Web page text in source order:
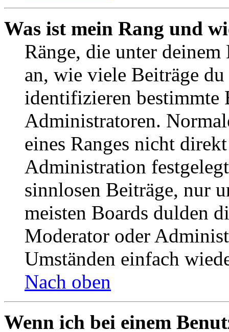
Was ist mein Rang und
Ränge, die unter deinem
an, wie viele Beiträge
identifizieren bestimmte
Administratoren.
eines Ranges nicht
Administration
sinnlosen Beiträge, nur
meisten Boards dulden
Moderator oder
Umständen einfach
Nach oben
Wenn ich bei einem